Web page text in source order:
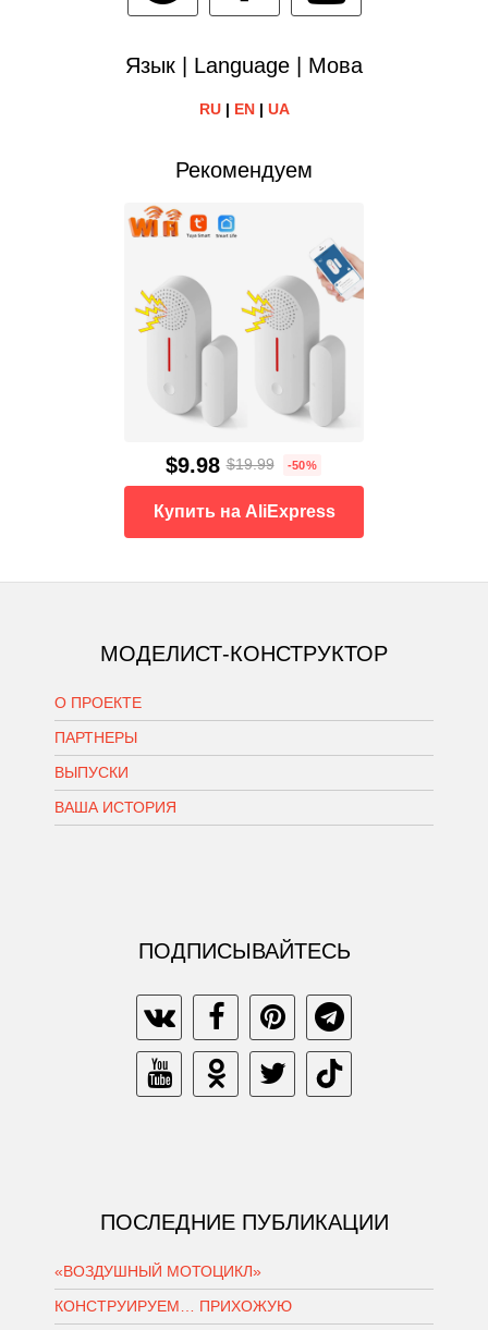
Язык | Language | Мова
RU| EN| UA
Рекомендуем
$9.98 $19.99 -50%
Купить на AliExpress
МОДЕЛИСТ-КОНСТРУКТОР
О ПРОЕКТЕ
ПАРТНЕРЫ
ВЫПУСКИ
ВАША ИСТОРИЯ
ПОДПИСЫВАЙТЕСЬ
ПОСЛЕДНИЕ ПУБЛИКАЦИИ
«ВОЗДУШНЫЙ МОТОЦИКЛ»
КОНСТРУИРУЕМ… ПРИХОЖУЮ